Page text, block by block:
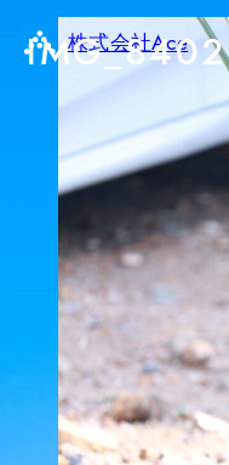
株式会社Ace
IMG_8402